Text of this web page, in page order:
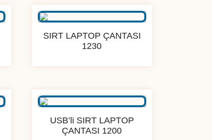
SIRT LAPTOP ÇANTASI
1230
USB’li SIRT LAPTOP
ÇANTASI 1200